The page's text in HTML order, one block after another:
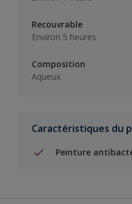
Recouvrable
Environ 5 heures
Composition
Aqueux
Caractéristiques du
Peinture